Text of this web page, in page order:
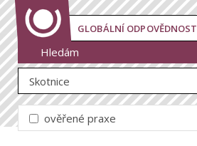
GLOBÁLNÍ ODPOVĚDNOST
Hledám
Skotnice
ověřené praxe